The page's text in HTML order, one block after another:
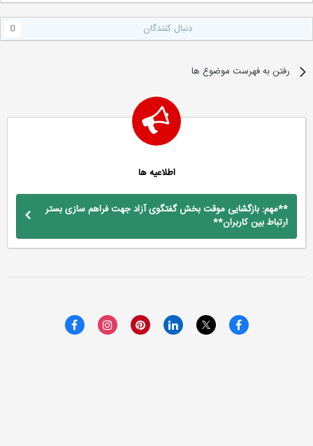
دنبال کنندگان
رفتن به فهرست موضوع ها
اطلاعیه ها
**مهم: بازگشایی موقت بخش گفتگوی آزاد جهت فراهم سازی بستر
ارتباط بین کاربران**